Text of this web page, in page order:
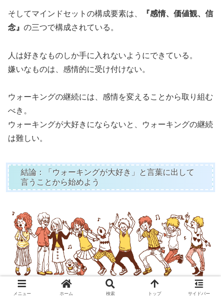
そしてマインドセットの構成要素は、
『感情、価値観、信
念』 の三つで構成されている。
人は好きなものしか手に入れないようにできている。
嫌いなものは、感情的に受け付けない。
ウォーキングの継続には、感情を変えることから取り組む
べき。
ウォーキングが大好きにならないと、ウォーキングの継続
は難しい。
結論：「ウォーキングが大好き」と言葉に出して
言うことから始めよう
メニュー ホーム 検索 トップ サイドバー